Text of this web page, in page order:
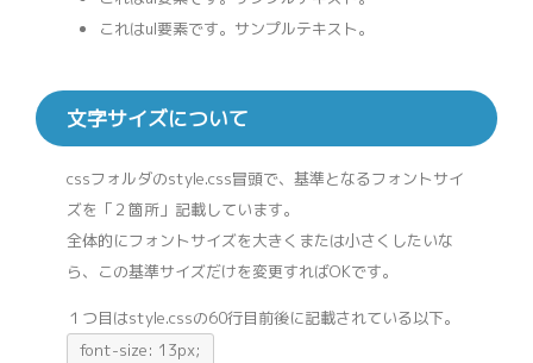
これはul要素です。サンプルテキスト。
文字サイズについて
cssフォルダのstyle.css冒頭で、基準となるフォントサイ
ズを「２箇所」記載しています。
全体的にフォントサイズを大きくまたは小さくしたいな
ら、この基準サイズだけを変更すればOKです。
１つ目はstyle.cssの60行目前後に記載されている以下。
font-size: 13px;